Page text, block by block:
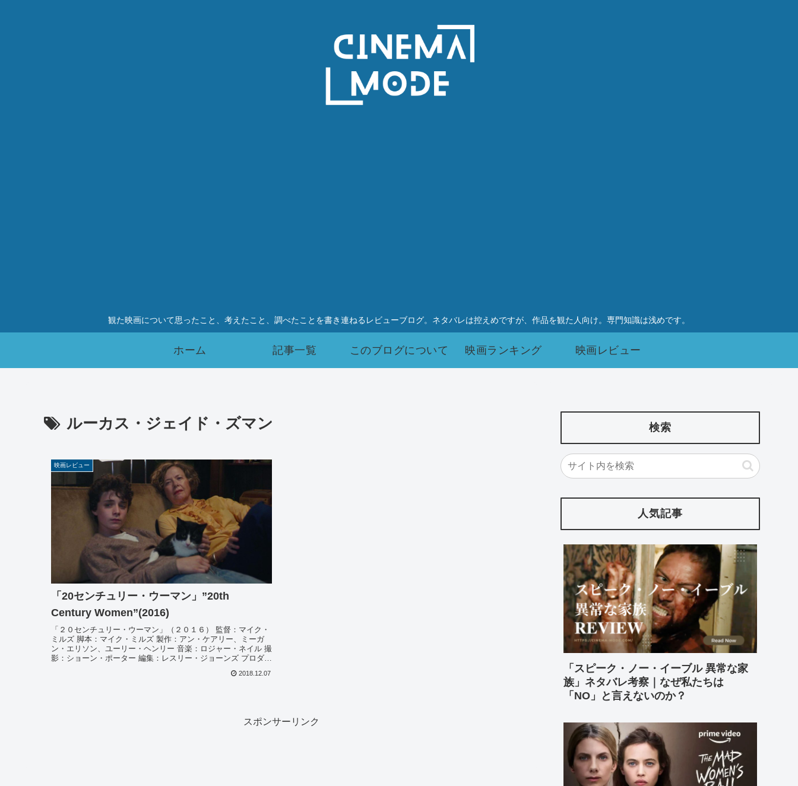
観た映画について思ったこと、考えたこと、調べたことを書き連ねるレビューブログ。ネタバレは控えめですが、作品を観た人向け。専門知識は浅めです。
ホーム 記事一覧 このブログについて 映画ランキング 映画レビュー
ルーカス・ジェイド・ズマン
映画レビュー
「20センチュリー・ウーマン」”20th
Century Women”(2016)
「２０センチュリー・ウーマン」（２０１６） 監督：マイク・
ミルズ 脚本：マイク・ミルズ 製作：アン・ケアリー、ミーガ
ン・エリソン、ユーリー・ヘンリー 音楽：ロジャー・ネイル 撮
影：ショーン・ポーター 編集：レスリー・ジョーンズ プロダク
2018.12.07
スポンサーリンク
検索
人気記事
「スピーク・ノー・イーブル 異常な家
族」ネタバレ考察｜なぜ私たちは
「NO」と言えないのか？